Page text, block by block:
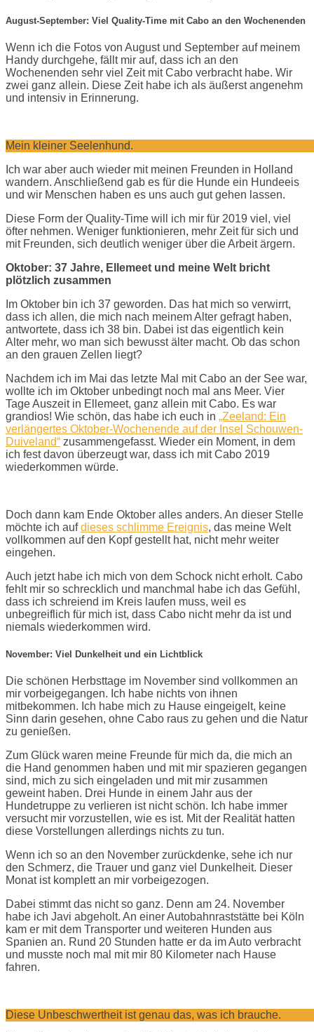
August-September: Viel Quality-Time mit Cabo an den Wochenenden
Wenn ich die Fotos von August und September auf meinem
Handy durchgehe, fällt mir auf, dass ich an den
Wochenenden sehr viel Zeit mit Cabo verbracht habe. Wir
zwei ganz allein. Diese Zeit habe ich als äußerst angenehm
und intensiv in Erinnerung.
Mein kleiner Seelenhund.
Ich war aber auch wieder mit meinen Freunden in Holland
wandern. Anschließend gab es für die Hunde ein Hundeeis
und wir Menschen haben es uns auch gut gehen lassen.
Diese Form der Quality-Time will ich mir für 2019 viel, viel
öfter nehmen. Weniger funktionieren, mehr Zeit für sich und
mit Freunden, sich deutlich weniger über die Arbeit ärgern.
Oktober: 37 Jahre, Ellemeet und meine Welt bricht
plötzlich zusammen
Im Oktober bin ich 37 geworden. Das hat mich so verwirrt,
dass ich allen, die mich nach meinem Alter gefragt haben,
antwortete, dass ich 38 bin. Dabei ist das eigentlich kein
Alter mehr, wo man sich bewusst älter macht. Ob das schon
an den grauen Zellen liegt?
Nachdem ich im Mai das letzte Mal mit Cabo an der See war,
wollte ich im Oktober unbedingt noch mal ans Meer. Vier
Tage Auszeit in Ellemeet, ganz allein mit Cabo. Es war
grandios! Wie schön, das habe ich euch in „Zeeland: Ein
verlängertes Oktober-Wochenende auf der Insel Schouwen-
Duiveland“ zusammengefasst. Wieder ein Moment, in dem
ich fest davon überzeugt war, dass ich mit Cabo 2019
wiederkommen würde.
Doch dann kam Ende Oktober alles anders. An dieser Stelle
möchte ich aufdieses schlimme Ereignis, das meine Welt
vollkommen auf den Kopf gestellt hat, nicht mehr weiter
eingehen.
Auch jetzt habe ich mich von dem Schock nicht erholt. Cabo
fehlt mir so schrecklich und manchmal habe ich das Gefühl,
dass ich schreiend im Kreis laufen muss, weil es
unbegreiflich für mich ist, dass Cabo nicht mehr da ist und
niemals wiederkommen wird.
November: Viel Dunkelheit und ein Lichtblick
Die schönen Herbsttage im November sind vollkommen an
mir vorbeigegangen. Ich habe nichts von ihnen
mitbekommen. Ich habe mich zu Hause eingeigelt, keine
Sinn darin gesehen, ohne Cabo raus zu gehen und die Natur
zu genießen.
Zum Glück waren meine Freunde für mich da, die mich an
die Hand genommen haben und mit mir spazieren gegangen
sind, mich zu sich eingeladen und mit mir zusammen
geweint haben. Drei Hunde in einem Jahr aus der
Hundetruppe zu verlieren ist nicht schön. Ich habe immer
versucht mir vorzustellen, wie es ist. Mit der Realität hatten
diese Vorstellungen allerdings nichts zu tun.
Wenn ich so an den November zurückdenke, sehe ich nur
den Schmerz, die Trauer und ganz viel Dunkelheit. Dieser
Monat ist komplett an mir vorbeigezogen.
Dabei stimmt das nicht so ganz. Denn am 24. November
habe ich Javi abgeholt. An einer Autobahnraststätte bei Köln
kam er mit dem Transporter und weiteren Hunden aus
Spanien an. Rund 20 Stunden hatte er da im Auto verbracht
und musste noch mal mit mir 80 Kilometer nach Hause
fahren.
Diese Unbeschwertheit ist genau das, was ich brauche.